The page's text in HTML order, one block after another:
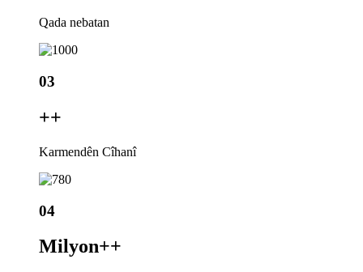
Qada nebatan
03
++
Karmendên Cîhanî
04
Milyon++